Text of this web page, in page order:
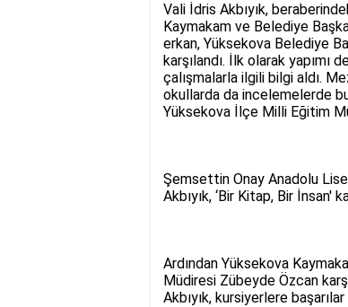
Vali İdris Akbıyık,
Kaymakam ve Belediye
erkan, Yüksekova Belediye
karşılandı. İlk olarak yapımı
çalışmalarla ilgili bilgi aldı.
okullarda da incelemelerde
Yüksekova İlçe Milli Eğitim
Şemsettin Onay Anadolu
Akbıyık, ‘Bir Kitap, Bir
Ardından Yüksekova
Müdiresi Zübeyde Özcan
Akbıyık, kursiyerlere